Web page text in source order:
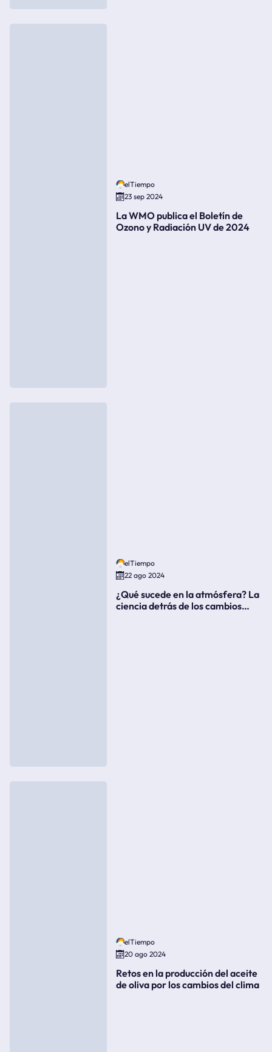
elTiempo
23 sep 2024
La WMO publica el Boletín de
Ozono y Radiación UV de 2024
elTiempo
22 ago 2024
¿Qué sucede en la atmósfera? La
ciencia detrás de los cambios
elTiempo
20 ago 2024
Retos en la producción del aceite
de oliva por los cambios del clima